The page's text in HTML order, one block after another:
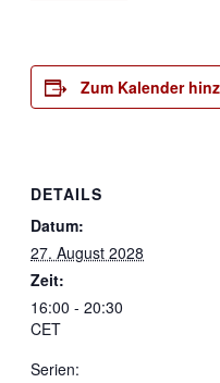
Zum Kalender
DETAILS
Datum:
27. August 2028
Zeit:
16:00 - 20:30
CET
Serien: